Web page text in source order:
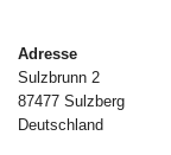
Adresse
Sulzbrunn 2
87477 Sulzberg
Deutschland